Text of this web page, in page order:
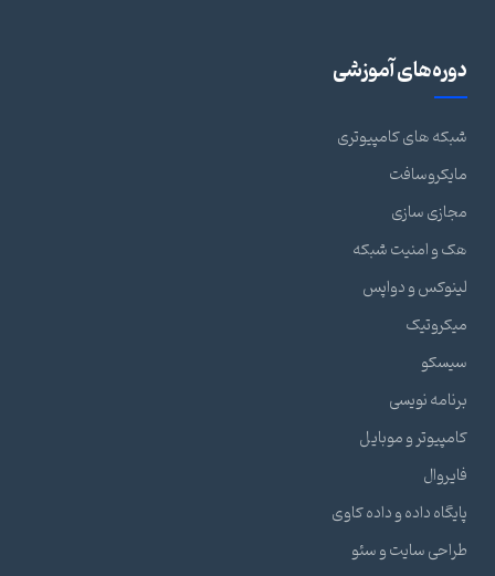
دوره‌های آموزشی
شبکه های کامپیوتری
مایکروسافت
مجازی سازی
هک و امنیت شبکه
لینوکس و دواپس
میکروتیک
سیسکو
برنامه نویسی
کامپیوتر و موبایل
فایروال
پایگاه داده و داده کاوی
طراحی سایت و سئو